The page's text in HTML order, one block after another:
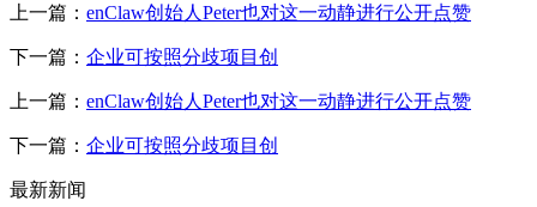
上一篇： enClaw创始人Peter也对这一动静进行公开点赞
下一篇： 企业可按照分歧项目创
上一篇： enClaw创始人Peter也对这一动静进行公开点赞
下一篇： 企业可按照分歧项目创
最新新闻